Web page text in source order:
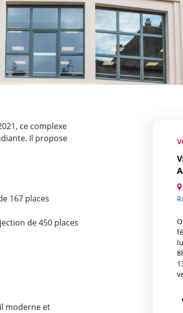
ce complexe
Il propose
167 places
de 450 places
moderne et